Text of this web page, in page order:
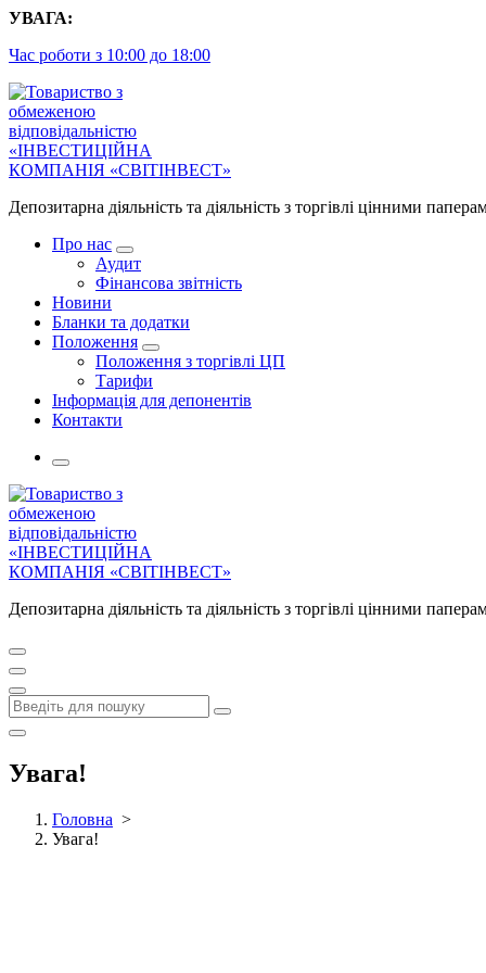
Перейти
контенту
УВАГА:
Час роботи з 10:00 до 18:00
Депозитарна діяльність та діяльність з торгівлі цінними
Про нас
Аудит
Фінансова звітність
Новини
Бланки та додатки
Положення
Положення з торгівлі ЦП
Тарифи
Інформація для депонентів
Контакти
Депозитарна діяльність та діяльність з торгівлі цінними
Увага!
Головна >
Увага!